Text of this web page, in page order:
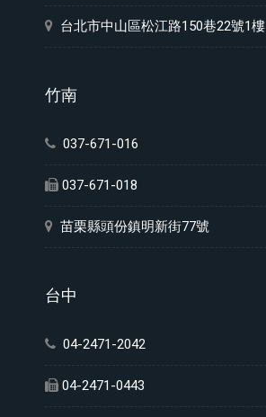
台北市中山區松江路150巷22號1樓
竹南
037-671-016
037-671-018
苗栗縣頭份鎮明新街77號
台中
04-2471-2042
04-2471-0443